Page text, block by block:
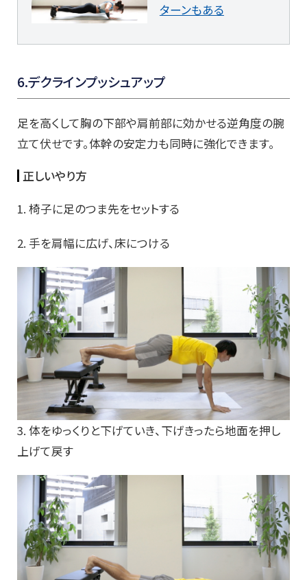
ターンもある
6.デクラインプッシュアップ
足を高くして胸の下部や肩前部に効かせる逆角度の腕
立て伏せです。体幹の安定力も同時に強化できます。
正しいやり方
1. 椅子に足のつま先をセットする
2. 手を肩幅に広げ、床につける
3. 体をゆっくりと下げていき、下げきったら地面を押し
上げて戻す